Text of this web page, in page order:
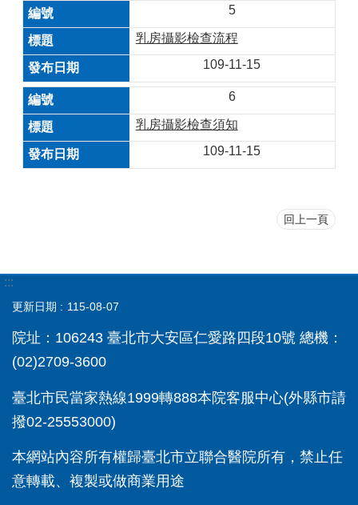
5
乳房攝影檢查流程
109-11-15
6
乳房攝影檢查須知
109-11-15
回上一頁
:::
更新日期 115-08-07
院址：106243 臺北市大安區仁愛路四段10號 總機：
(02)2709-3600
臺北市民當家熱線1999轉888本院客服中心(外縣市請
撥02-25553000)
本網站內容所有權歸臺北市立聯合醫院所有，禁止任
意轉載、複製或做商業用途